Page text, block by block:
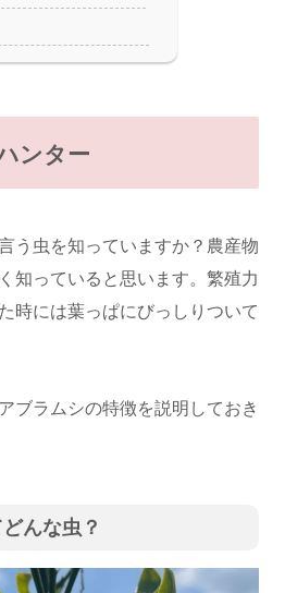
ンター
う虫を知っていますか？農産物
知っていると思います。繁殖力
時には葉っぱにびっしりついて
ブラムシの特徴を説明しておき
んな虫？